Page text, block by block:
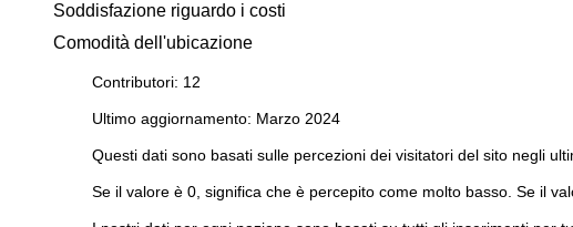
Soddisfazione riguardo i costi
Comodità dell'ubicazione
Contributori: 12
Ultimo aggiornamento: Marzo 2024
Questi dati sono basati sulle percezioni dei visitatori del sito negli
Se il valore è 0, significa che è percepito come molto basso. Se il